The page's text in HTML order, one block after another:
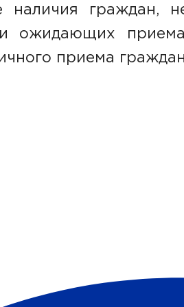
наличия граждан,
ожидающих
приема